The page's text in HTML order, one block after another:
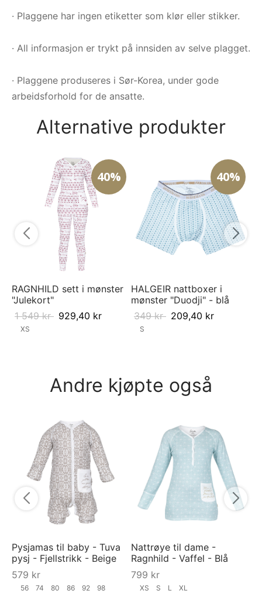
· Plaggene har ingen etiketter som klør eller stikker.
· All informasjon er trykt på innsiden av selve plagget.
· Plaggene produseres i Sør-Korea, under gode
arbeidsforhold for de ansatte.
Alternative produkter
40%
RAGNHILD sett i mønster
"Julekort"
1 549kr 929,40 kr
XS
40%
HALGEIR nattboxer i
mønster "Duodji" - blå
349kr 209,40 kr
S
Andre kjøpte også
Pysjamas til baby - Tuva
pysj - Fjellstrikk - Beige
579 kr
56 74 80 86 92
98
Nattrøye til dame -
Ragnhild - Vaffel - Blå
799 kr
XS S L XL